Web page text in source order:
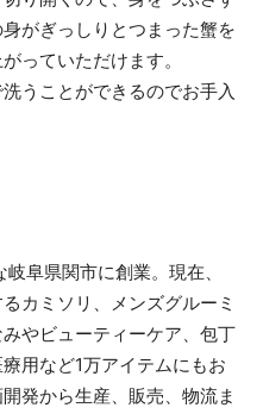
がぎっしりとつまった蟹を
っていただけます。
うことができるのでお手入
阜県関市に創業。現在、
カミソリ、メンズグルーミ
やビューティーケア、包丁
用など1万アイテムにもお
発から生産、販売、物流ま